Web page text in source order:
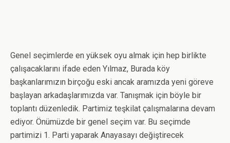
Genel seçimlerde en yüksek oyu almak için hep birlikte
çalışacaklarını ifade eden Yılmaz, Burada köy
başkanlarımızın birçoğu eski ancak aramızda yeni göreve
başlayan arkadaşlarımızda var. Tanışmak için böyle bir
toplantı düzenledik. Partimiz teşkilat çalışmalarına devam
ediyor. Önümüzde bir genel seçim var. Bu seçimde
partimizi 1. Parti yaparak Anayasayı değiştirecek